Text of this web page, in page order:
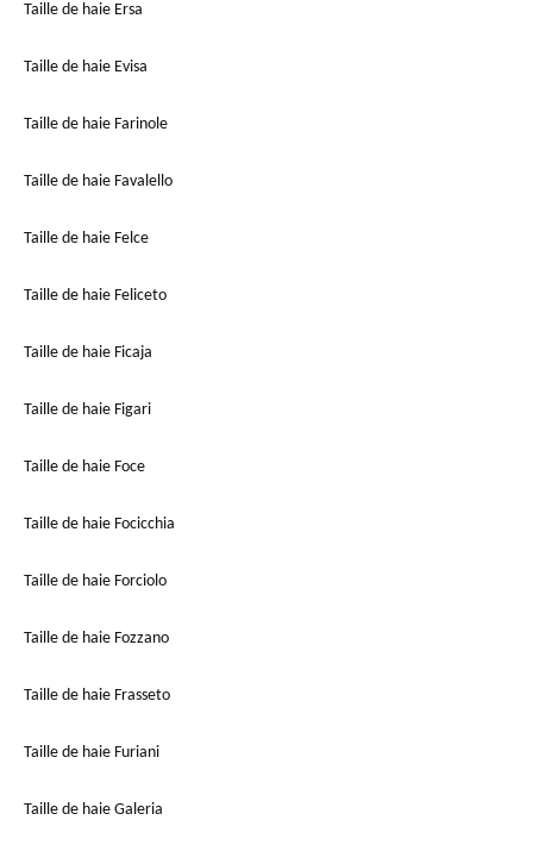
Taille de haie Ersa
Taille de haie Evisa
Taille de haie Farinole
Taille de haie Favalello
Taille de haie Felce
Taille de haie Feliceto
Taille de haie Ficaja
Taille de haie Figari
Taille de haie Foce
Taille de haie Focicchia
Taille de haie Forciolo
Taille de haie Fozzano
Taille de haie Frasseto
Taille de haie Furiani
Taille de haie Galeria